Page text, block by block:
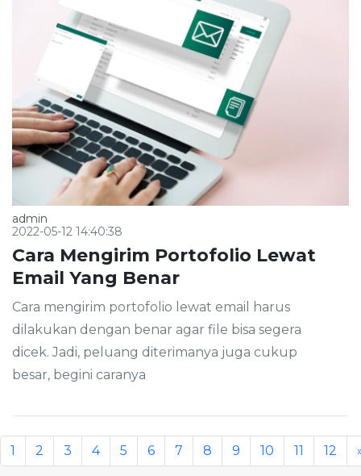
admin
2022-05-12 14:40:38
Cara Mengirim Portofolio Lewat
Email Yang Benar
Cara mengirim portofolio lewat email harus
dilakukan dengan benar agar file bisa segera
dicek. Jadi, peluang diterimanya juga cukup
besar, begini caranya
1 2 3 4 5 6 7 8 9 10 11 12